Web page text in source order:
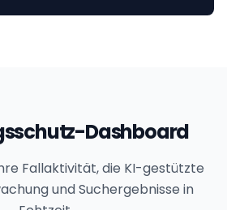
Dashboard
Fallaktivität, die KI-gestützte
und Suchergebnisse in